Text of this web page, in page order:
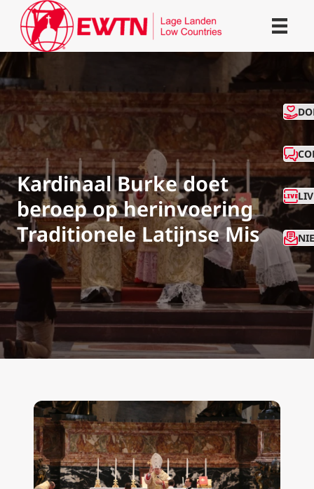
Kardinaal Burke doet
beroep op herinvoering
Traditionele Latijnse Mis